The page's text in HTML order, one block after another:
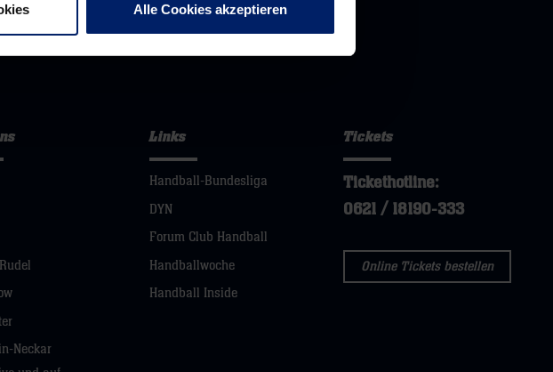
Alle Cookies akzeptieren
GmbH
Neckar
Links
Handball-Bundesliga
DYN
Forum Club Handball
Handballwoche
Handball Inside
Tickets
Tickethotline:
0621 / 18190-333
Online Tickets bestellen